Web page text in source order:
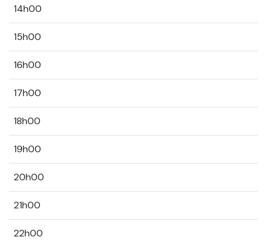
14h00
15h00
16h00
17h00
18h00
19h00
20h00
21h00
22h00